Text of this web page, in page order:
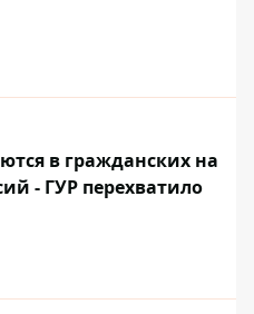
в гражданских на
- ГУР перехватило